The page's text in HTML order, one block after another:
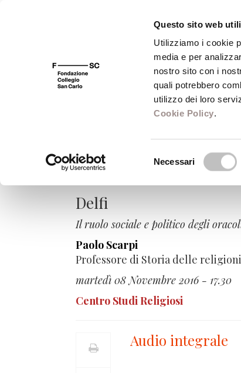
Questo sito web
Utilizziamo i cookie
media e per
nostro sito con i
quali potrebbero
utilizzo dei loro
Cookie Policy.
Necessari
FSC 400 Fondazione
Città sante.
storia delle
Delfi
Il ruolo sociale e politico degli
Paolo Scarpi
Professore di Storia delle
martedì 08 Novembre 2016 - 17.30
Centro Studi Religiosi
Audio integrale